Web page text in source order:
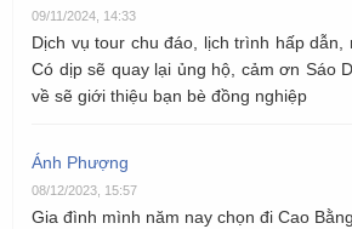
09/11/2024, 14:33
Dịch vụ tour chu đáo, lịch trình hấp dẫn,
Có dịp sẽ quay lại ủng hộ, cảm ơn Sáo
về sẽ giới thiệu bạn bè đồng nghiệp
Ánh Phượng
08/12/2023, 15:57
Gia đình mình năm nay chọn đi Cao